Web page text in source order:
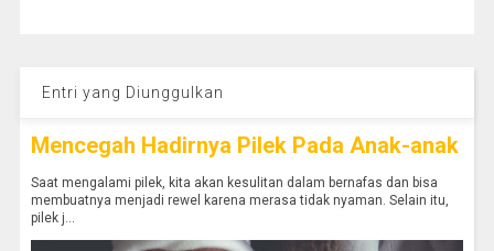
Entri yang Diunggulkan
Mencegah Hadirnya Pilek Pada Anak-anak
Saat mengalami pilek, kita akan kesulitan dalam bernafas dan bisa
membuatnya menjadi rewel karena merasa tidak nyaman. Selain itu,
pilek j...